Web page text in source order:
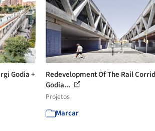
Godia +
Redevelopment Of The Rail
Godia...
Projetos
Marcar